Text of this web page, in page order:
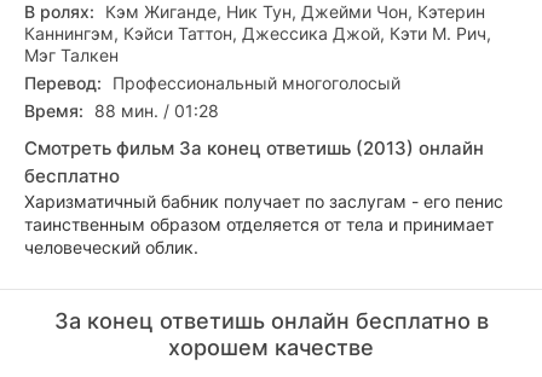
В ролях:
Кэм Жиганде, Ник Тун, Джейми Чон, Кэтерин
Каннингэм, Кэйси Таттон, Джессика Джой, Кэти М. Рич,
Мэг Талкен
Перевод:
Профессиональный многоголосый
Время:
88 мин. / 01:28
Смотреть фильм За конец ответишь (2013) онлайн
бесплатно
Харизматичный бабник получает по заслугам - его пенис
таинственным образом отделяется от тела и принимает
человеческий облик.
За конец ответишь онлайн бесплатно в
хорошем качестве